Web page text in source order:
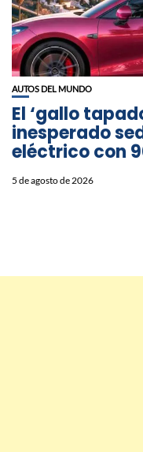
AUTOS DEL MUNDO
El ‘gallo
inesperado
eléctrico con
5 de agosto de 2026